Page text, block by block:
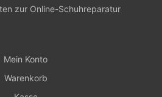
zur Online-Schuhreparatur
Mein Konto
Warenkorb